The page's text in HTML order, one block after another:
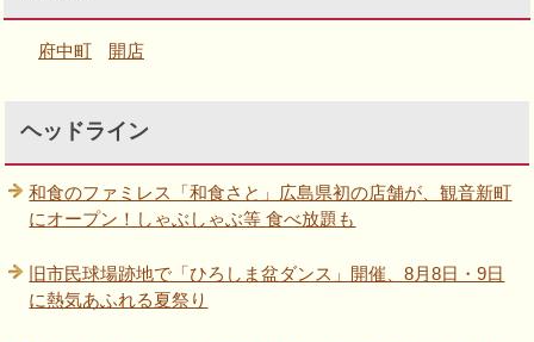
府中町 開店
ヘッドライン
和食のファミレス「和食さと」広島県初の店舗が、観音新町
にオープン！しゃぶしゃぶ等 食べ放題も
旧市民球場跡地で「ひろしま盆ダンス」開催、8月8日・9日
に熱気あふれる夏祭り